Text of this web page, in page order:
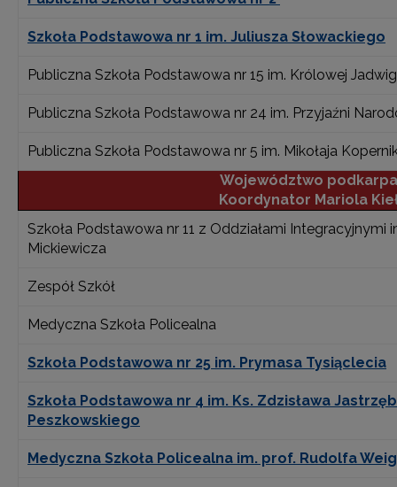
Szkoła Podstawowa nr 1 im. Juliusza Słowackiego
Publiczna Szkoła Podstawowa nr 15 im. Królowej
Publiczna Szkoła Podstawowa nr 24 im. Przyjaźni
Publiczna Szkoła Podstawowa nr 5 im. Mikołaja
Województwo
Koordynator Mariola
Szkoła Podstawowa nr 11 z Oddziałami Integracyjnymi
Mickiewicza
Zespół Szkół
Medyczna Szkoła Policealna
Szkoła Podstawowa nr 25 im. Prymasa Tysiąclecia
Szkoła Podstawowa nr 4 im. Ks. Zdzisława
Peszkowskiego
Medyczna Szkoła Policealna im. prof. Rudolfa